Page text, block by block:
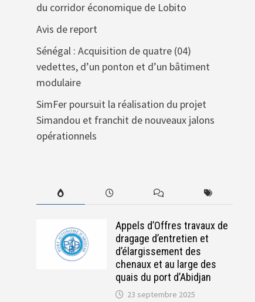
du corridor économique de Lobito
Avis de report
Sénégal : Acquisition de quatre (04)
vedettes, d’un ponton et d’un bâtiment
modulaire
SimFer poursuit la réalisation du projet
Simandou et franchit de nouveaux jalons
opérationnels
Appels d’Offres travaux de
dragage d’entretien et
d’élargissement des
chenaux et au large des
quais du port d’Abidjan
23 septembre 2025